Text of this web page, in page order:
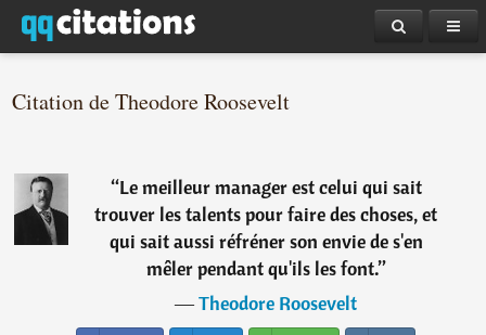
Citation de Theodore Roosevelt
“Le meilleur manager est celui qui sait
trouver les talents pour faire des choses, et
qui sait aussi réfréner son envie de s'en
mêler pendant qu'ils les font.”
―Theodore Roosevelt